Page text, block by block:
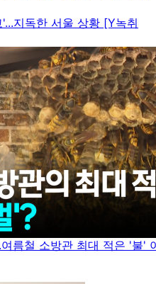
지독한 서울 상황 [Y녹취
름철 소방관 최대 적은 '불'